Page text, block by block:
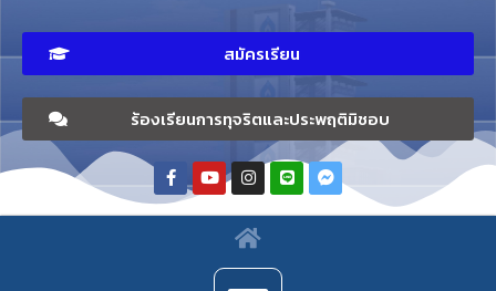
สมัครเรียน
ร้องเรียนการทุจริตและประพฤติมิชอบ